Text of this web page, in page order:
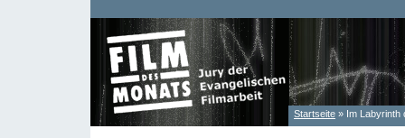
Sie sind hier
Startseite » Im Labyrinth